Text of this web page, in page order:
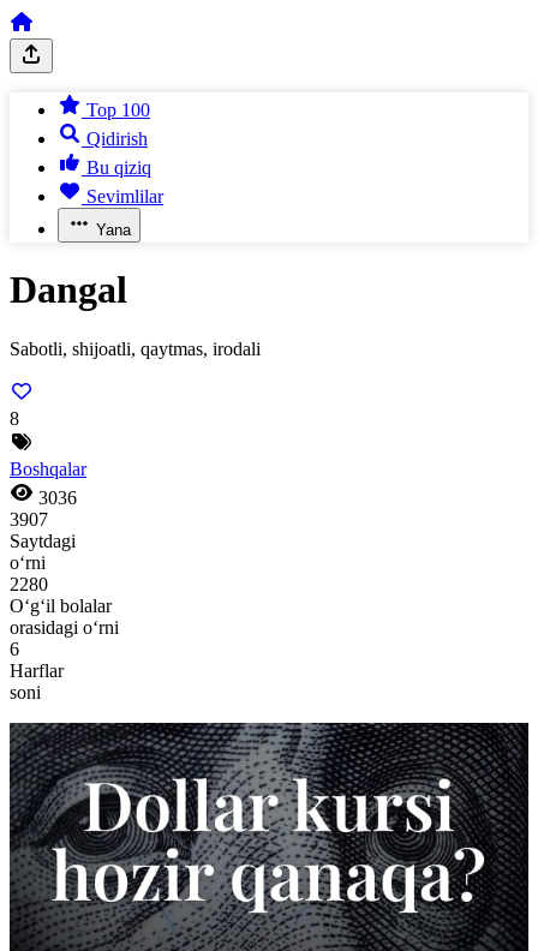
Top 100
Qidirish
Bu qiziq
Sevimlilar
Yana
Dangal
Sabotli, shijoatli, qaytmas, irodali
8
Boshqalar
3036
3907
Saytdagi
o‘rni
2280
O‘g‘il bolalar
orasidagi o‘rni
6
Harflar
soni